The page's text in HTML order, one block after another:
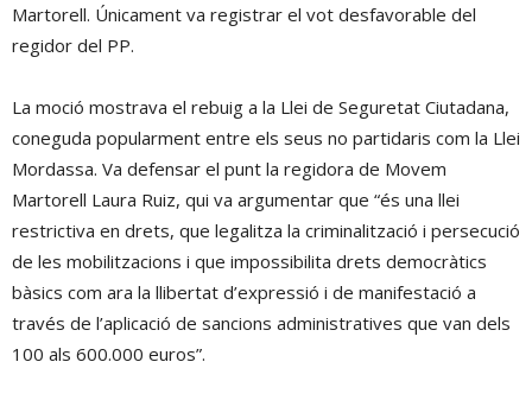
Martorell. Únicament va registrar el vot desfavorable del
regidor del PP.
La moció mostrava el rebuig a la Llei de Seguretat Ciutadana,
coneguda popularment entre els seus no partidaris com la Llei
Mordassa. Va defensar el punt la regidora de Movem
Martorell Laura Ruiz, qui va argumentar que “és una llei
restrictiva en drets, que legalitza la criminalització i persecució
de les mobilitzacions i que impossibilita drets democràtics
bàsics com ara la llibertat d’expressió i de manifestació a
través de l’aplicació de sancions administratives que van dels
100 als 600.000 euros”.